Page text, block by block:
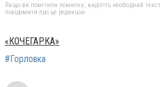
Якщо ви помітили помилку, виділіть необхідний
повідомити про це редакцію
«КОЧЕГАРКА»
#Горловка